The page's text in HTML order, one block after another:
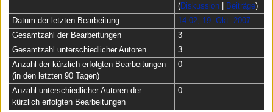
(Diskussion| Beiträge)
Datum der letzten Bearbeitung
14:02, 19. Okt. 2007
Gesamtzahl der Bearbeitungen
3
Gesamtzahl unterschiedlicher Autoren
3
Anzahl der kürzlich erfolgten Bearbeitungen
(in den letzten 90 Tagen)
0
Anzahl unterschiedlicher Autoren der
kürzlich erfolgten Bearbeitungen
0